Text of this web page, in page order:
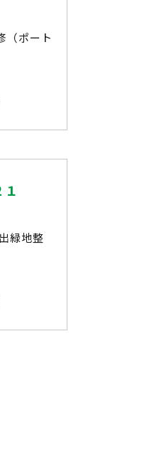
（ポート
緑地整